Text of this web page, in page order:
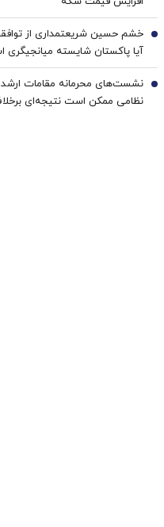
خشم
آیا پاکستان شایسته
9
نشست‌های محرمانه مقامات ارشد
نظامی ممکن است نتیجه‌ای
10